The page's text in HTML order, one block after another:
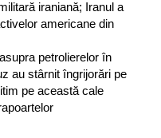
iraniană; Iranul a
americane din
petrolierelor în
au stârnit îngrijorări pe
pe această cale